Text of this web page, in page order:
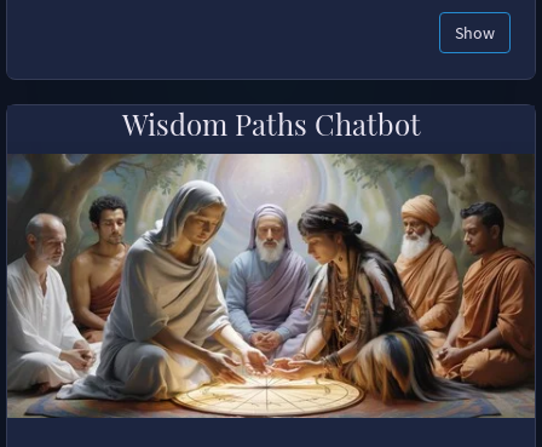
Show
Wisdom Paths Chatbot